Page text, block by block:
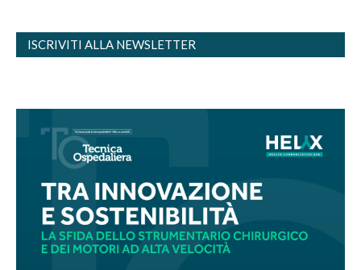
ISCRIVITI ALLA NEWSLETTER